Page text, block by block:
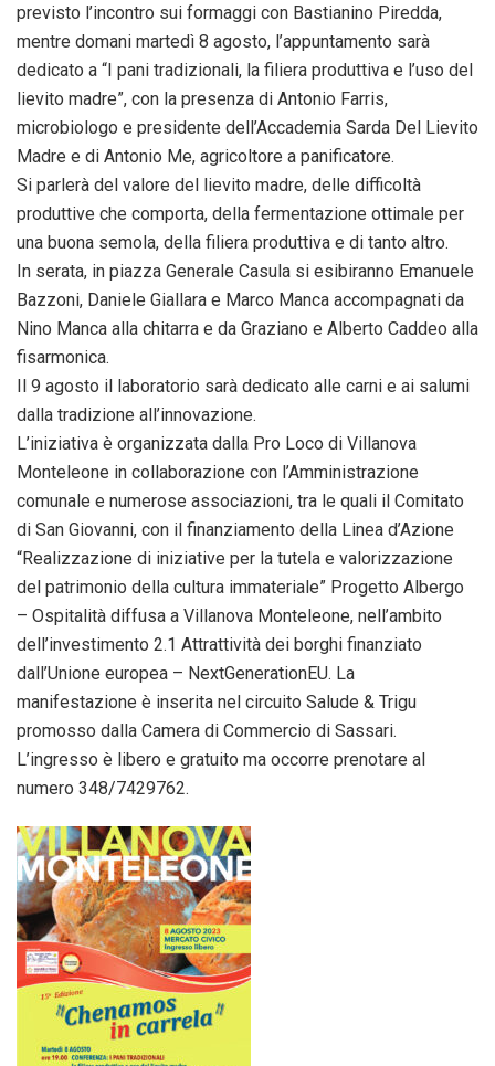
previsto l’incontro sui formaggi con Bastianino Piredda,
mentre domani martedì 8 agosto, l’appuntamento sarà
dedicato a “I pani tradizionali, la filiera produttiva e l’uso del
lievito madre”, con la presenza di Antonio Farris,
microbiologo e presidente dell’Accademia Sarda Del Lievito
Madre e di Antonio Me, agricoltore a panificatore.
Si parlerà del valore del lievito madre, delle difficoltà
produttive che comporta, della fermentazione ottimale per
una buona semola, della filiera produttiva e di tanto altro.
In serata, in piazza Generale Casula si esibiranno Emanuele
Bazzoni, Daniele Giallara e Marco Manca accompagnati da
Nino Manca alla chitarra e da Graziano e Alberto Caddeo alla
fisarmonica.
Il 9 agosto il laboratorio sarà dedicato alle carni e ai salumi
dalla tradizione all’innovazione.
L’iniziativa è organizzata dalla Pro Loco di Villanova
Monteleone in collaborazione con l’Amministrazione
comunale e numerose associazioni, tra le quali il Comitato
di San Giovanni, con il finanziamento della Linea d’Azione
“Realizzazione di iniziative per la tutela e valorizzazione
del patrimonio della cultura immateriale” Progetto Albergo
– Ospitalità diffusa a Villanova Monteleone, nell’ambito
dell’investimento 2.1 Attrattività dei borghi finanziato
dall’Unione europea – NextGenerationEU. La
manifestazione è inserita nel circuito Salude & Trigu
promosso dalla Camera di Commercio di Sassari.
L’ingresso è libero e gratuito ma occorre prenotare al
numero 348/7429762.